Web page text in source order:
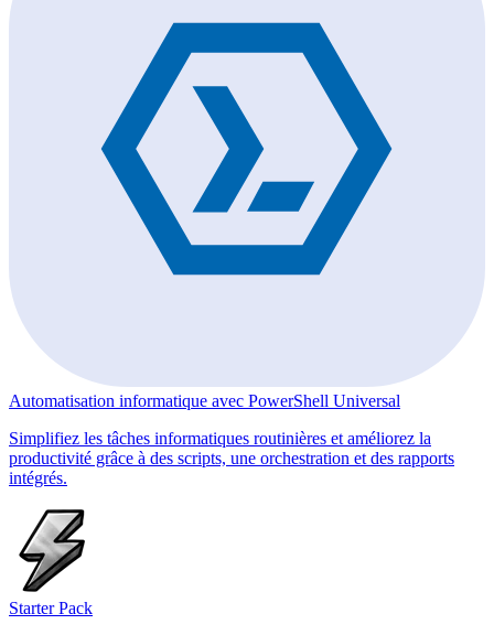
Automatisation informatique avec PowerShell Universal
Simplifiez les tâches informatiques routinières et améliorez la
productivité grâce à des scripts, une orchestration et des rapports
intégrés.
Starter Pack